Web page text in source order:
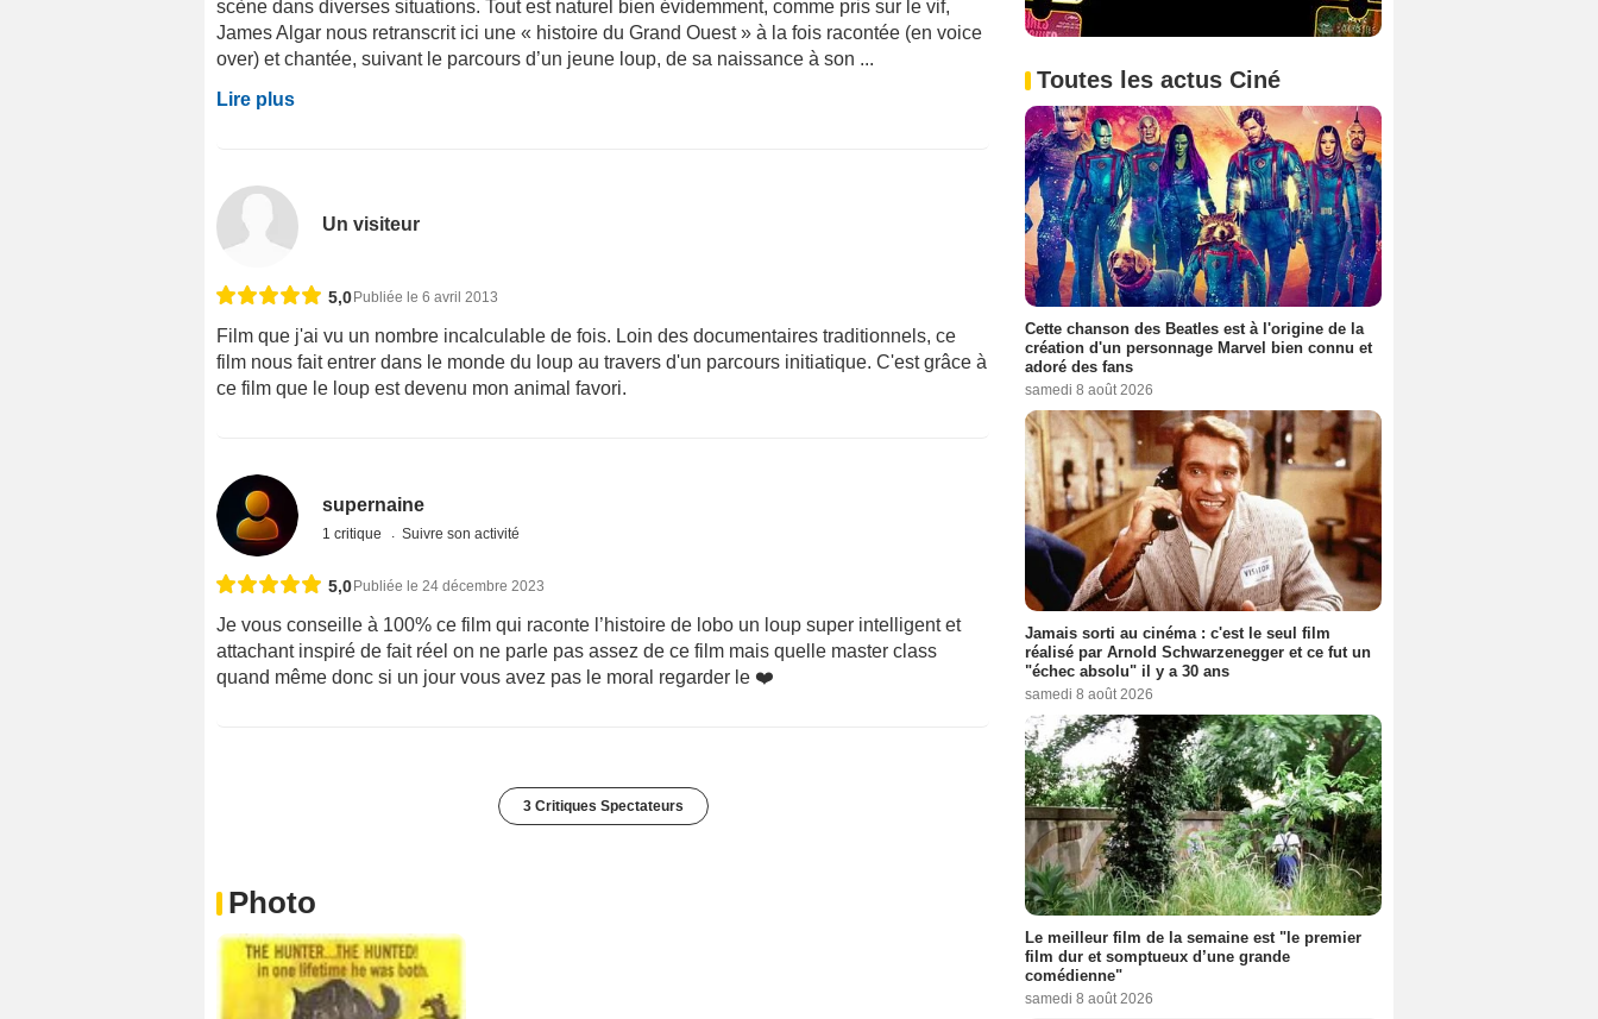
scène dans diverses situations. Tout est naturel bien évidemment, comme pris sur le vif,
James Algar nous retranscrit ici une « histoire du Grand Ouest » à la fois racontée (en voice
over) et chantée, suivant le parcours d’un jeune loup, de sa naissance à son ...
Lire plus
Un visiteur
5,0 Publiée le 6 avril 2013
Film que j'ai vu un nombre incalculable de fois. Loin des documentaires traditionnels, ce
film nous fait entrer dans le monde du loup au travers d'un parcours initiatique. C'est grâce à
ce film que le loup est devenu mon animal favori.
supernaine
1 critique Suivre son activité
5,0 Publiée le 24 décembre 2023
Je vous conseille à 100% ce film qui raconte l’histoire de lobo un loup super intelligent et
attachant inspiré de fait réel on ne parle pas assez de ce film mais quelle master class
quand même donc si un jour vous avez pas le moral regarder le ❤️
3 Critiques Spectateurs
Photo
Toutes les actus Ciné
Cette chanson des Beatles est à l'origine de la
création d'un personnage Marvel bien connu et
adoré des fans
samedi 8 août 2026
Jamais sorti au cinéma : c'est le seul film
réalisé par Arnold Schwarzenegger et ce fut un
"échec absolu" il y a 30 ans
samedi 8 août 2026
Le meilleur film de la semaine est "le premier
film dur et somptueux d’une grande
comédienne"
samedi 8 août 2026